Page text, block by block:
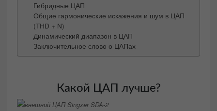
Гибридные ЦАП
Общие гармонические искажения и шум в ЦАП
(THD + N)
Динамический диапазон в ЦАП
Заключительное слово о ЦАПах
Какой ЦАП лучше?